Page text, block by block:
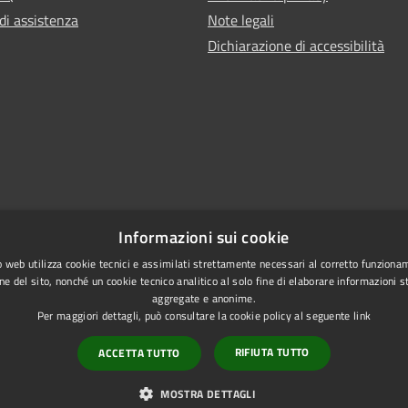
assistenza
Note legali
Dichiarazione di accessibilità
Informazioni sui cookie
web utilizza cookie tecnici e assimilati strettamente necessari al corretto
del sito, nonché un cookie tecnico analitico al solo fine di elaborare informazioni
aggregate e anonime.
Per maggiori dettagli, può consultare la cookie policy al seguente link
ACCETTA TUTTO RIFIUTA TUTTO
MOSTRA DETTAGLI